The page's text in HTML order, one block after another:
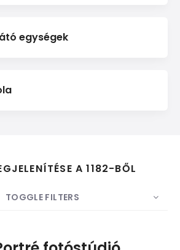
egységek
A 1182-BŐL
TOGGLE FILTERS
RENDEZÉS Dátum